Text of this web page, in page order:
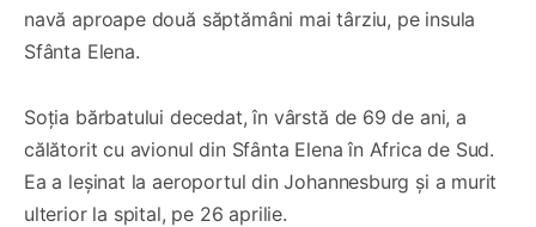
navă aproape două săptămâni mai târziu, pe insula
Sfânta Elena.
Soția bărbatului decedat, în vârstă de 69 de ani, a
călătorit cu avionul din Sfânta Elena în Africa de Sud.
Ea a leșinat la aeroportul din Johannesburg și a murit
ulterior la spital, pe 26 aprilie.